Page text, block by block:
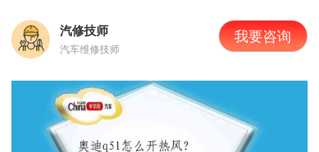
汽修技师
汽车维修技师
我要咨询